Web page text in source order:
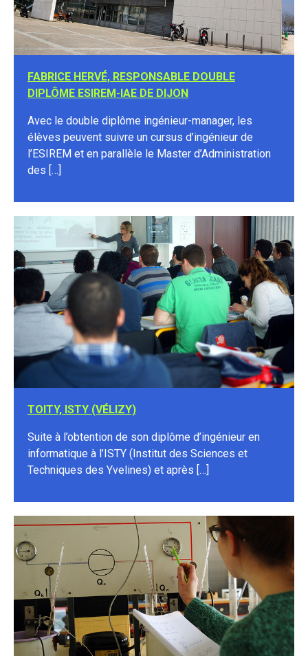
FABRICE HERVÉ, RESPONSABLE DOUBLE
DIPLÔME ESIREM-IAE DE DIJON
Avec le double diplôme ingénieur-manager, les
élèves peuvent suivre un cursus d’ingénieur de
l’ESIREM et en parallèle le Master d’Administration
des […]
TOITY, ISTY (VÉLIZY)
Suite à l’obtention de son diplôme d’ingénieur en
informatique à l’ISTY (Institut des Sciences et
Techniques des Yvelines) et après […]